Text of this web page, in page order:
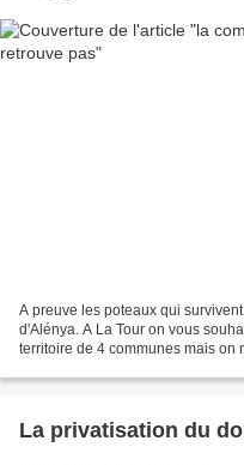
A preuve les poteaux qui
d'Alénya. A La Tour on vous
territoire de 4 communes mais on
La privatisation du